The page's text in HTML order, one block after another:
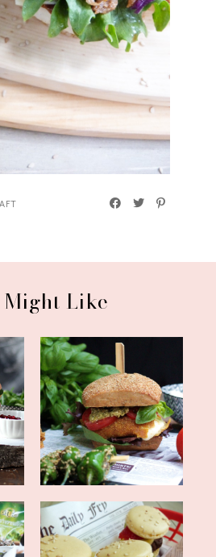
Might Like
Mozarella-Pesto-Burger